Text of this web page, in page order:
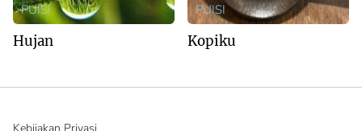
PUISI
Hujan
PUISI
Kopiku